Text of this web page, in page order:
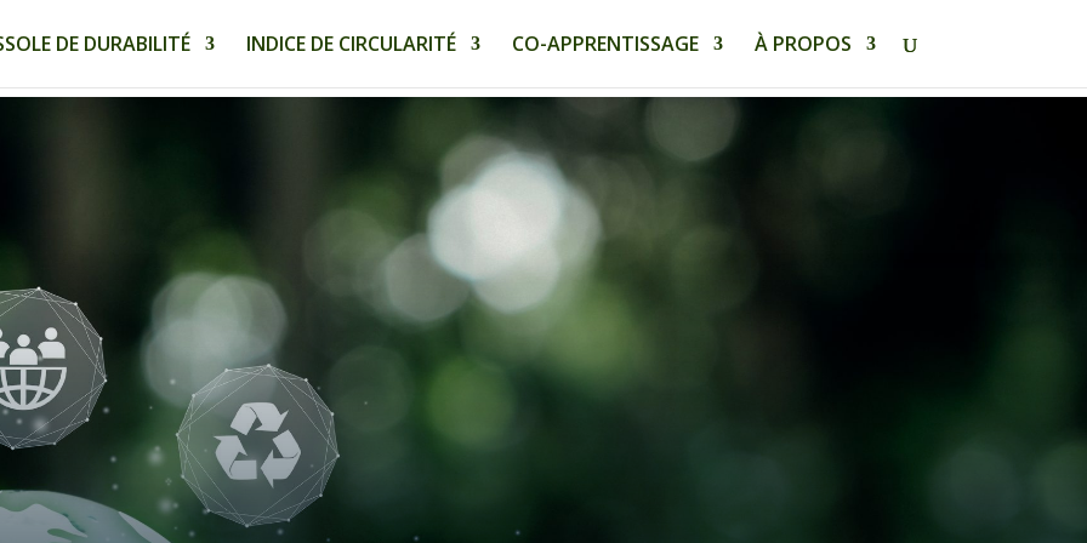
DE DURABILITÉ INDICE DE CIRCULARITÉ CO-APPRENTISSAGE À PROPOS